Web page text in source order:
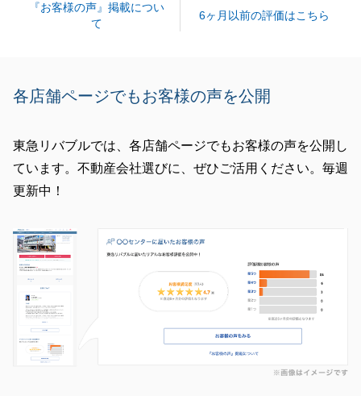
『お客様の声』掲載につい
て
6ヶ月以前の評価はこちら
各店舗ページでもお客様の声を公開
東急リバブルでは、各店舗ページでもお客様の声を公開し
ています。不動産会社選びに、ぜひご活用ください。毎週
更新中！